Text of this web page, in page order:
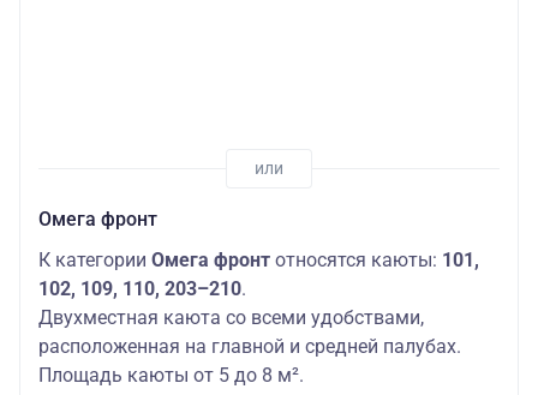
Омега фронт
К категории Омега фронт относятся каюты: 101,
102, 109, 110, 203–210.
Двухместная каюта со всеми удобствами,
расположенная на главной и средней палубах.
Площадь каюты от 5 до 8 м².